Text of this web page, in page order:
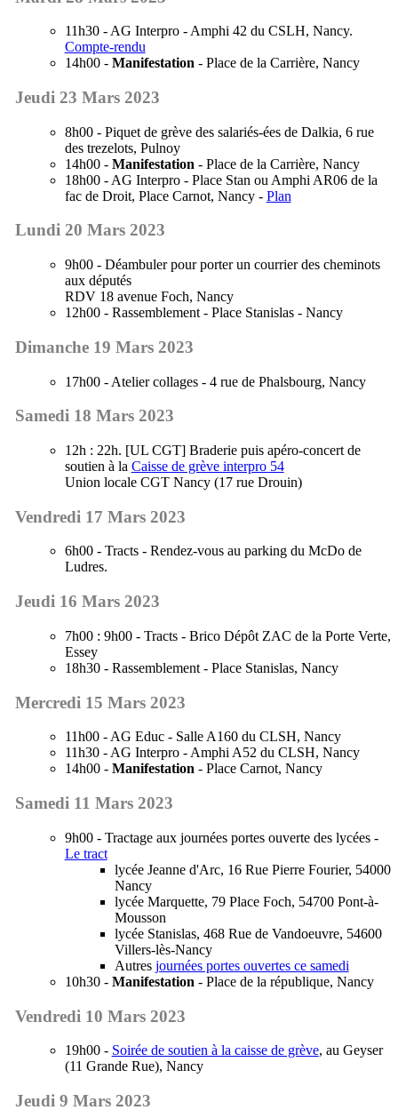
11h30 - AG Interpro - Amphi 42 du CSLH, Nancy.
Compte-rendu
14h00 - Manifestation - Place de la Carrière, Nancy
Jeudi 23 Mars 2023
8h00 - Piquet de grève des salariés-ées de Dalkia, 6 rue
des trezelots, Pulnoy
14h00 - Manifestation - Place de la Carrière, Nancy
18h00 - AG Interpro - Place Stan ou Amphi AR06 de la
fac de Droit, Place Carnot, Nancy - Plan
Lundi 20 Mars 2023
9h00 - Déambuler pour porter un courrier des cheminots
aux députés
RDV 18 avenue Foch, Nancy
12h00 - Rassemblement - Place Stanislas - Nancy
Dimanche 19 Mars 2023
17h00 - Atelier collages - 4 rue de Phalsbourg, Nancy
Samedi 18 Mars 2023
12h : 22h. [UL CGT] Braderie puis apéro-concert de
soutien à la Caisse de grève interpro 54
Union locale CGT Nancy (17 rue Drouin)
Vendredi 17 Mars 2023
6h00 - Tracts - Rendez-vous au parking du McDo de
Ludres.
Jeudi 16 Mars 2023
7h00 : 9h00 - Tracts - Brico Dépôt ZAC de la Porte Verte,
Essey
18h30 - Rassemblement - Place Stanislas, Nancy
Mercredi 15 Mars 2023
11h00 - AG Educ - Salle A160 du CLSH, Nancy
11h30 - AG Interpro - Amphi A52 du CLSH, Nancy
14h00 - Manifestation - Place Carnot, Nancy
Samedi 11 Mars 2023
9h00 - Tractage aux journées portes ouverte des lycées -
Le tract
lycée Jeanne d'Arc, 16 Rue Pierre Fourier, 54000
Nancy
lycée Marquette, 79 Place Foch, 54700 Pont-à-
Mousson
lycée Stanislas, 468 Rue de Vandoeuvre, 54600
Villers-lès-Nancy
Autres journées portes ouvertes ce samedi
10h30 - Manifestation - Place de la république, Nancy
Vendredi 10 Mars 2023
19h00 - Soirée de soutien à la caisse de grève, au Geyser
(11 Grande Rue), Nancy
Jeudi 9 Mars 2023